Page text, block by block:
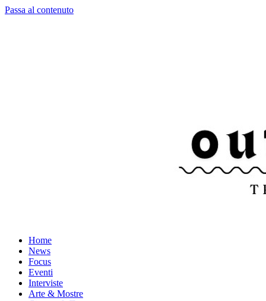
Passa al contenuto
Home
News
Focus
Eventi
Interviste
Arte & Mostre